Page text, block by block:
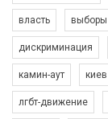
власть выборы
дискриминация
камин-аут киев
лгбт-движение